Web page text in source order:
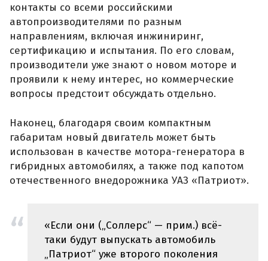
контакты со всеми российскими
автопроизводителями по разным
направлениям, включая инжиниринг,
сертификацию и испытания. По его словам,
производители уже знают о новом моторе и
проявили к нему интерес, но коммерческие
вопросы предстоит обсуждать отдельно.
Наконец, благодаря своим компактным
габаритам новый двигатель может быть
использован в качестве мотора-генератора в
гибридных автомобилях, а также под капотом
отечественного внедорожника УАЗ «Патриот».
«Если они („Соллерс“ — прим.) всё-
таки будут выпускать автомобиль
„Патриот“ уже второго поколения